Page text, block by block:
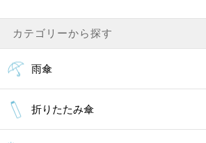
カテゴリーから探す
雨傘
折りたたみ傘